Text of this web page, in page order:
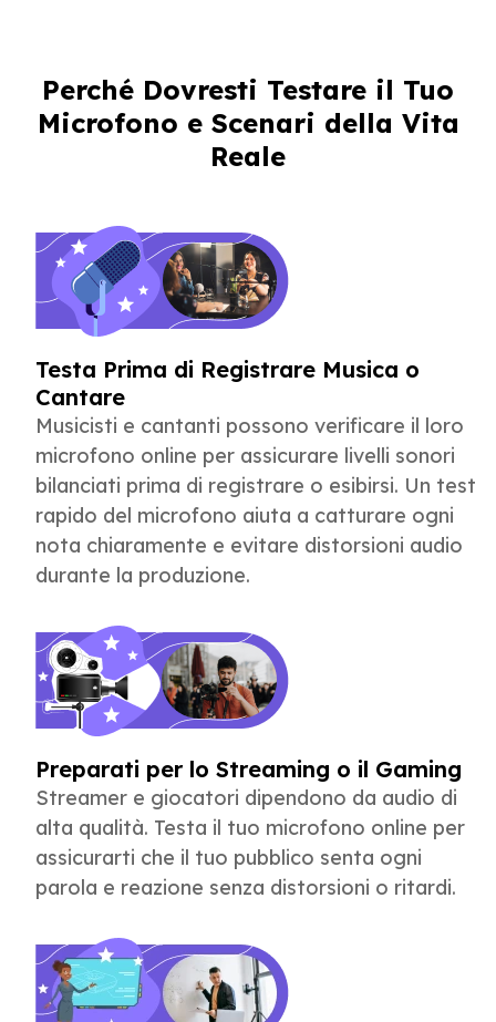
Perché Dovresti Testare il Tuo
Microfono e Scenari della Vita
Reale
Testa Prima di Registrare Musica o
Cantare
Musicisti e cantanti possono verificare il loro
microfono online per assicurare livelli sonori
bilanciati prima di registrare o esibirsi. Un test
rapido del microfono aiuta a catturare ogni
nota chiaramente e evitare distorsioni audio
durante la produzione.
Preparati per lo Streaming o il Gaming
Streamer e giocatori dipendono da audio di
alta qualità. Testa il tuo microfono online per
assicurarti che il tuo pubblico senta ogni
parola e reazione senza distorsioni o ritardi.